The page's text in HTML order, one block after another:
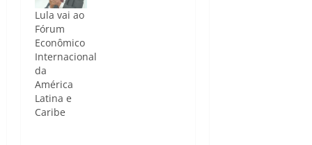
Lula vai ao
Fórum
Econômico
Internacional
da
América
Latina e
Caribe